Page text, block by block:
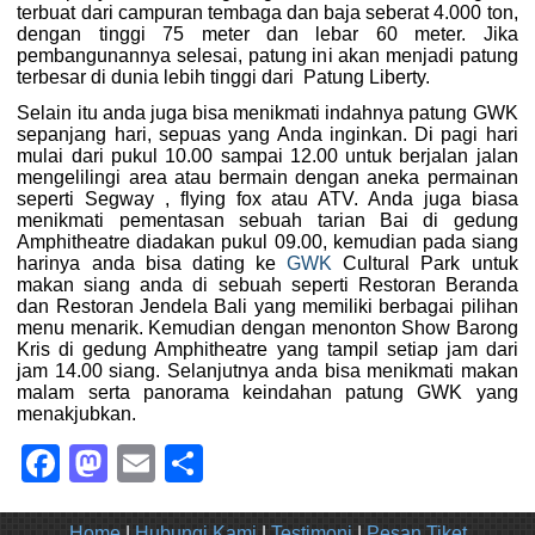
terbuat dari campuran tembaga dan baja seberat 4.000 ton,
dengan tinggi 75 meter dan lebar 60 meter. Jika
pembangunannya selesai, patung ini akan menjadi patung
terbesar di dunia lebih tinggi dari Patung Liberty.
Selain itu anda juga bisa menikmati indahnya patung GWK
sepanjang hari, sepuas yang Anda inginkan. Di pagi hari
mulai dari pukul 10.00 sampai 12.00 untuk berjalan jalan
mengelilingi area atau bermain dengan aneka permainan
seperti Segway , flying fox atau ATV. Anda juga biasa
menikmati pementasan sebuah tarian Bai di gedung
Amphitheatre diadakan pukul 09.00, kemudian pada siang
harinya anda bisa dating keGWK Cultural Park untuk
makan siang anda di sebuah seperti Restoran Beranda
dan Restoran Jendela Bali yang memiliki berbagai pilihan
menu menarik. Kemudian dengan menonton Show Barong
Kris di gedung Amphitheatre yang tampil setiap jam dari
jam 14.00 siang. Selanjutnya anda bisa menikmati makan
malam serta panorama keindahan patung GWK yang
menakjubkan.
Facebook
Mastodon
Email